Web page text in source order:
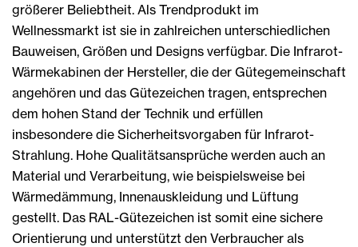
größerer Beliebtheit. Als Trendprodukt im
Wellnessmarkt ist sie in zahlreichen unterschiedlichen
Bauweisen, Größen und Designs verfügbar. Die Infrarot-
Wärmekabinen der Hersteller, die der Gütegemeinschaft
angehören und das Gütezeichen tragen, entsprechen
dem hohen Stand der Technik und erfüllen
insbesondere die Sicherheitsvorgaben für Infrarot-
Strahlung. Hohe Qualitätsansprüche werden auch an
Material und Verarbeitung, wie beispielsweise bei
Wärmedämmung, Innenauskleidung und Lüftung
gestellt. Das RAL-Gütezeichen ist somit eine sichere
Orientierung und unterstützt den Verbraucher als